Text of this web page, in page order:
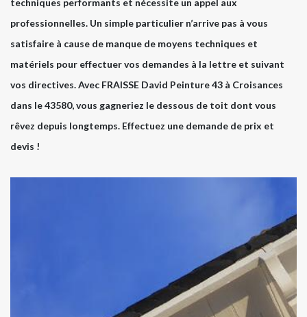
techniques performants et nécessite un appel aux
professionnelles. Un simple particulier n’arrive pas à vous
satisfaire à cause de manque de moyens techniques et
matériels pour effectuer vos demandes à la lettre et suivant
vos directives. Avec FRAISSE David Peinture 43 à Croisances
dans le 43580, vous gagneriez le dessous de toit dont vous
rêvez depuis longtemps. Effectuez une demande de prix et
devis !